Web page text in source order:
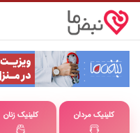
کلینیک زنان کلینیک مردان